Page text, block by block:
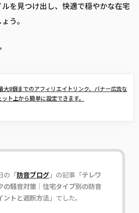
ルを見つけ出し、快適で穏やかな在宅
う。
大8個までのアフィリエイトリンク、バナー広告な
ト上から簡単に設定できます。
の「防音ブログ」の記事「テレワ
の騒音対策｜住宅タイプ別の防音
ントと遮断方法」でした。